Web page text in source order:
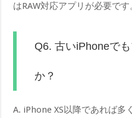
はRAW対応アプリが必要です
Q6. 古いiPhoneで
か？
A. iPhone XS以降であれば多